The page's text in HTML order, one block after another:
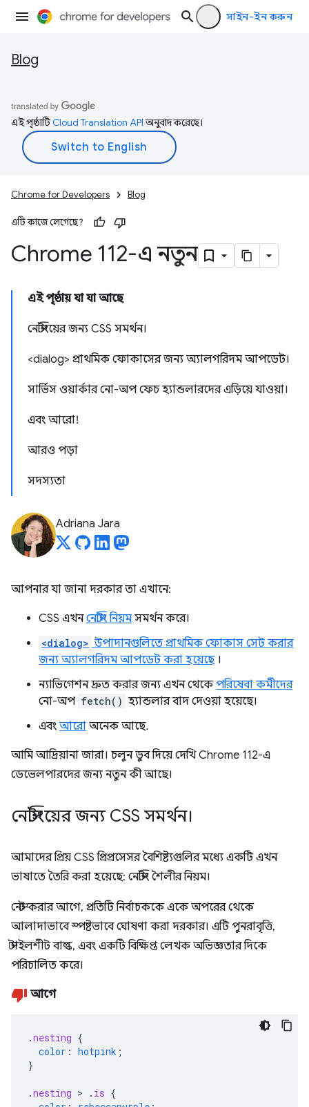
সাইন-ইন করুন
Blog
এই পৃষ্ঠাটিCloud Translation APIঅনুবাদ করেছে।
Chrome for Developers Blog
এটি কাজে লেগেছে?
Chrome 112-এ নতুন
এই পৃষ্ঠায় যা যা আছে
নেস্টিংয়ের জন্য CSS সমর্থন।
<dialog> প্রাথমিক ফোকাসের জন্য অ্যালগরিদম আপডেট।
সার্ভিস ওয়ার্কার নো-অপ ফেচ হ্যান্ডলারদের এড়িয়ে যাওয়া।
এবং আরো!
আরও পড়া
সদস্যতা
Adriana Jara
আপনার যা জানা দরকার তা এখানে:
CSS এখননেস্টিং নিয়ম সমর্থন করে।
<dialog> উপাদানগুলিতে প্রাথমিক ফোকাস সেট করার
জন্য অ্যালগরিদম আপডেট করা হয়েছে।
ন্যাভিগেশন দ্রুত করার জন্য এখন থেকেপরিষেবা কর্মীদের
নো-অপ fetch() হ্যান্ডলার বাদ দেওয়া হয়েছে।
এবং আরো অনেক আছে.
আমি আদ্রিয়ানা জারা। চলুন ডুব দিয়ে দেখি Chrome 112-এ
ডেভেলপারদের জন্য নতুন কী আছে।
নেস্টিংয়ের জন্য CSS সমর্থন।
আমাদের প্রিয় CSS প্রিপ্রসেসর বৈশিষ্ট্যগুলির মধ্যে একটি এখন
ভাষাতে তৈরি করা হয়েছে: নেস্টিং শৈলীর নিয়ম।
নেস্ট করার আগে, প্রতিটি নির্বাচককে একে অপরের থেকে
আলাদাভাবে স্পষ্টভাবে ঘোষণা করা দরকার। এটি পুনরাবৃত্তি,
স্টাইলশীট বাল্ক, এবং একটি বিক্ষিপ্ত লেখক অভিজ্ঞতার দিকে
পরিচালিত করে।
আগে
.nesting {
color : hotpink ;
}
.nesting > . is {